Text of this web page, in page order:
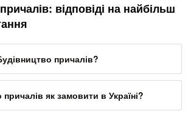
відповіді на найбільш
причалів?
як замовити в Україні?